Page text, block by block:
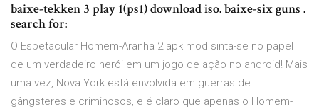
baixe-tekken 3 play 1(ps1) download iso. baixe-six guns .
search for:
O Espetacular Homem-Aranha 2 apk mod sinta-se no papel
de um verdadeiro herói em um jogo de ação no android! Mais
uma vez, Nova York está envolvida em guerras de
gângsteres e criminosos, e é claro que apenas o Homem-